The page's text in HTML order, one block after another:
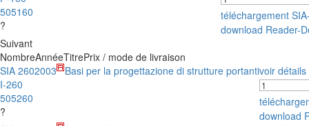
505160
?
téléchargement
download Reader-
Suivant
NombreAnnéeTitrePrix / mode de livraison
SIA 260
I-260
505260
?
2003 Basi per la progettazione di strutture portantivoir détails
download